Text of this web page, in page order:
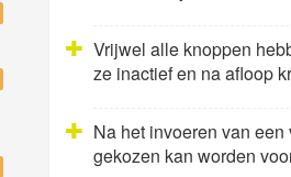
Vrijwel alle knoppen
ze inactief en na afloop
Na het invoeren van
gekozen kan worden